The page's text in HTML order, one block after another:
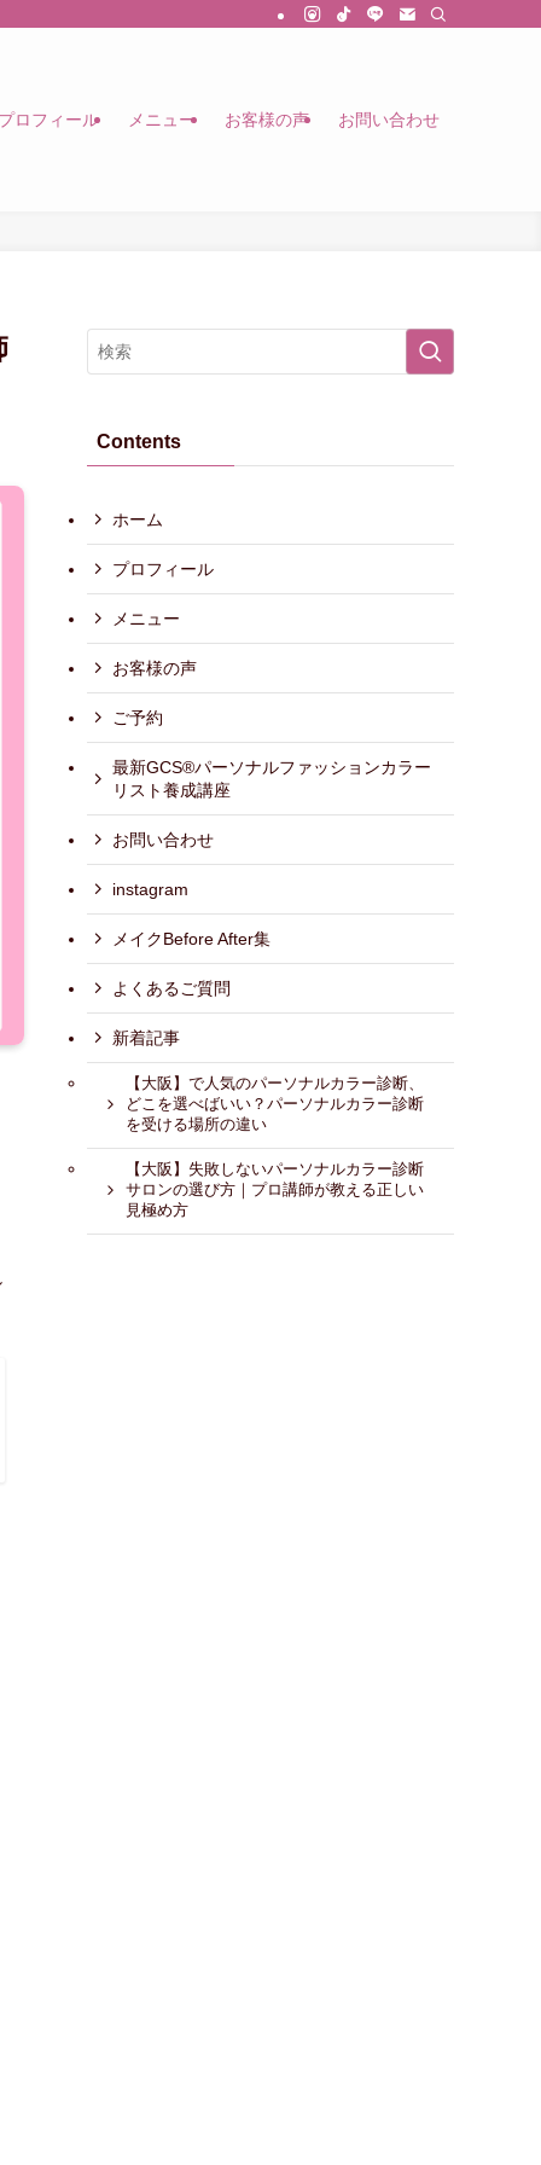
ロフィール メニュー お客様の声 お問い合わせ
Contents
ホーム
プロフィール
メニュー
お客様の声
ご予約
最新GCS®パーソナルファッションカラー
リスト養成講座
お問い合わせ
instagram
メイクBefore After集
よくあるご質問
新着記事
【大阪】で人気のパーソナルカラー診断、
どこを選べばいい？パーソナルカラー診断
を受ける場所の違い
【大阪】失敗しないパーソナルカラー診断
サロンの選び方｜プロ講師が教える正しい
見極め方